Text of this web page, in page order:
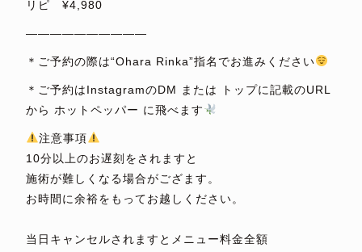
リピ ¥4,980
——————————
＊ご予約の際は“Ohara Rinka”指名でお進みください
＊ご予約はInstagramのDM または トップに記載のURL
から ホットペッパー に飛べます
注意事項
10分以上のお遅刻をされますと
施術が難しくなる場合がござます。
お時間に余裕をもってお越しください。
当日キャンセルされますとメニュー料金全額